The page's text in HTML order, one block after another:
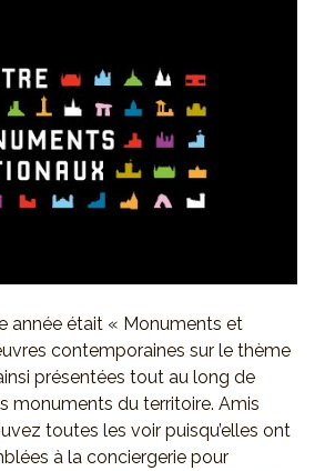
année était « Monuments et
contemporaines sur le thème
présentées tout au long de
monuments du territoire. Amis
toutes les voir puisqu’elles ont
à la conciergerie pour